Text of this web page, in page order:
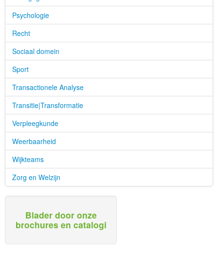
Psychologie
Recht
Sociaal domein
Sport
Transactionele Analyse
Transitie|Transformatie
Verpleegkunde
Weerbaarheid
Wijkteams
Zorg en Welzijn
Blader door onze
brochures en catalogi